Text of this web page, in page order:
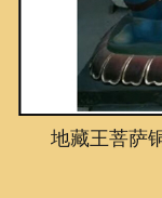
地藏王菩萨